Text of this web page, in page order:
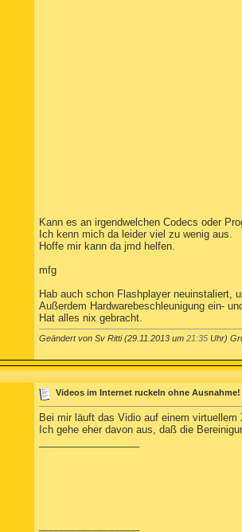
Kann es an irgendwelchen Codecs oder
Ich kenn mich da leider viel zu wenig aus.
Hoffe mir kann da jmd helfen.
mfg
Hab auch schon Flashplayer neuinstaliert,
Außerdem Hardwarebeschleunigung ein-
Hat alles nix gebracht.
Geändert von Sv Ritti (29.11.2013 um 21:35 Uhr)
Videos im Internet ruckeln ohne
Bei mir läuft das Vidio auf einem virtuellem
Ich gehe eher davon aus, daß die